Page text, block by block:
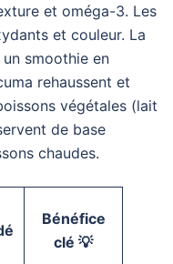
et oméga-3. Les
et couleur. La
smoothie en
rehaussent et
végétales (lait
de base
chaudes.
Bénéfice
clé 💡